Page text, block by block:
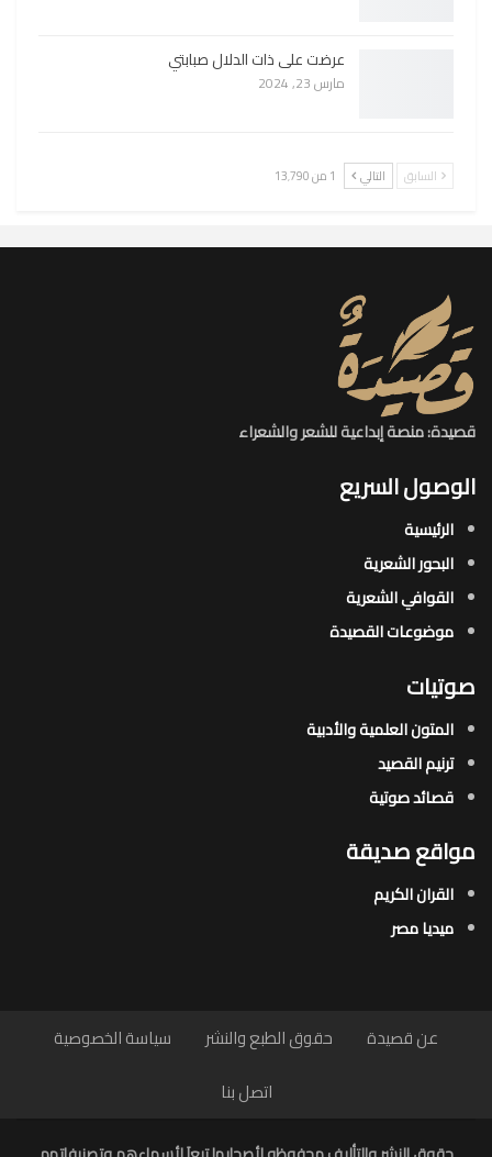
عرضت على ذات الدلال صبابتي
مارس 23, 2024
السابق التالي 1 من 13٬790
قصيدة: منصة إبداعية للشعر والشعراء
الوصول السريع
الرئيسية
البحور الشعرية​
القوافي الشعرية​
موضوعات القصيدة​
صوتيات
المتون العلمية والأدبية
ترنيم القصيد
قصائد صوتية
مواقع صديقة
القران الكريم
ميديا مصر
عن قصيدة حقوق الطبع والنشر
سياسة الخصوصية
اتصل بنا